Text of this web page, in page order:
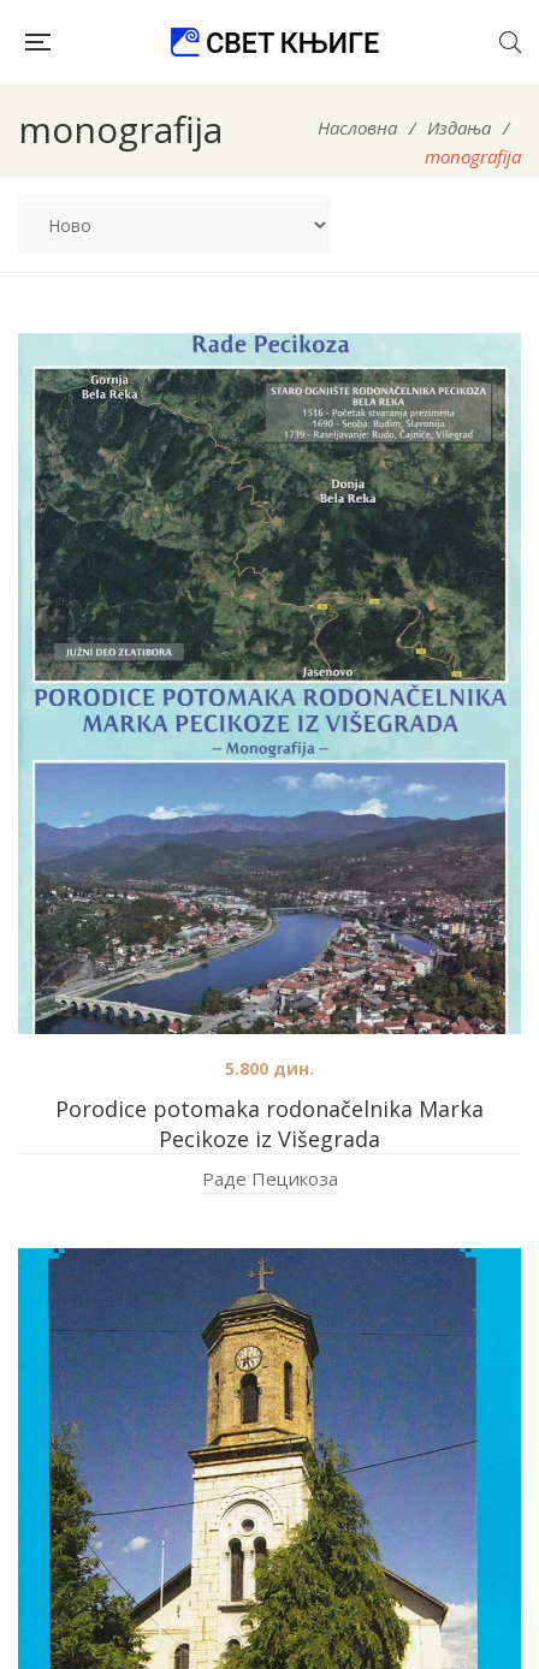
monografija Насловна / Издања /
monografija
Porodice potomaka rodonačelnika Marka
Pecikoze iz Višegrada
5.800 дин.
Раде Пецикоза